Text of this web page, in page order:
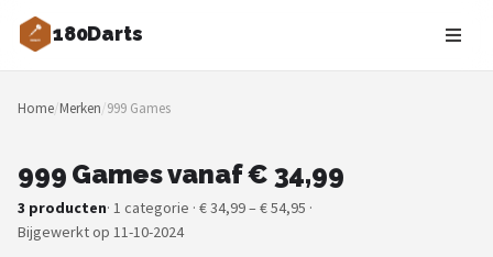
180Darts
Zoeken
NAVIGATIE
Merken
Home/Merken/999 Games
999 Games vanaf € 34,99
3 producten· 1 categorie · € 34,99 – € 54,95 ·
Bijgewerkt op 11-10-2024